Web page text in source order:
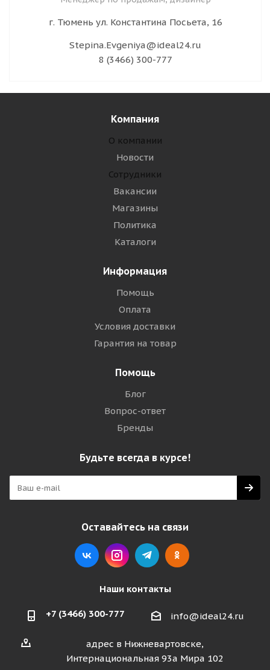
г. Тюмень ул. Константина Посьета, 16
Stepina.Evgeniya@ideal24.ru
8 (3466) 300-777
Компания
О компании
Новости
Сотрудники
Вакансии
Магазины
Политика
Каталоги
Информация
Помощь
Оплата
Условия доставки
Гарантия на товар
Помощь
Блог
Вопрос-ответ
Бренды
Будьте всегда в курсе!
Оставайтесь на связи
Наши контакты
+7 (3466) 300-777 info@ideal24.ru
адрес в Нижневартовске,
Интернациональная 93а Мира 102